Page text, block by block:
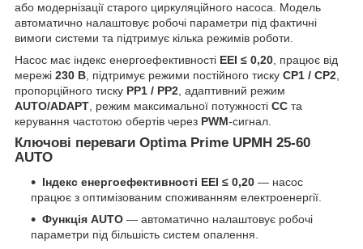
або модернізації старого циркуляційного насоса. Модель
автоматично налаштовує робочі параметри під фактичні
вимоги системи та підтримує кілька режимів роботи.
Насос має індекс енергоефективності EEI ≤ 0,20, працює від
мережі 230 В, підтримує режими постійного тиску CP1 / CP2,
пропорційного тиску PP1 / PP2, адаптивний режим
AUTO/ADAPT, режим максимальної потужності CC та
керування частотою обертів через PWM-сигнал.
Ключові переваги Optima Prime UPMH 25-60
AUTO
Індекс енергоефективності EEI ≤ 0,20 — насос
працює з оптимізованим споживанням електроенергії.
Функція AUTO — автоматично налаштовує робочі
параметри під більшість систем опалення.